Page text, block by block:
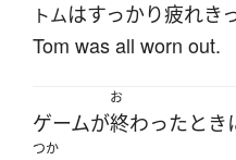
トムはすっかり疲れき
Tom was all worn out.
ゲームが
お
終わったとき
つか